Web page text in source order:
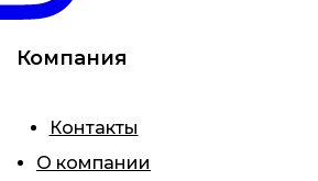
Компания
Контакты
О компании